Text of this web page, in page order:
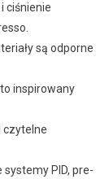
ciśnienie
są odporne
inspirowany
czytelne
PID, pre-